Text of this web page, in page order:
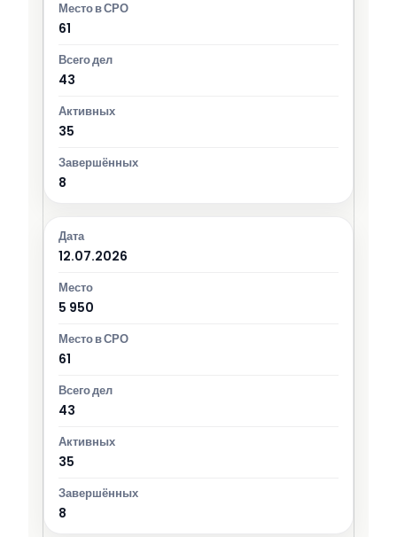
61
43
35
8
12.07.2026
5 950
61
43
35
8